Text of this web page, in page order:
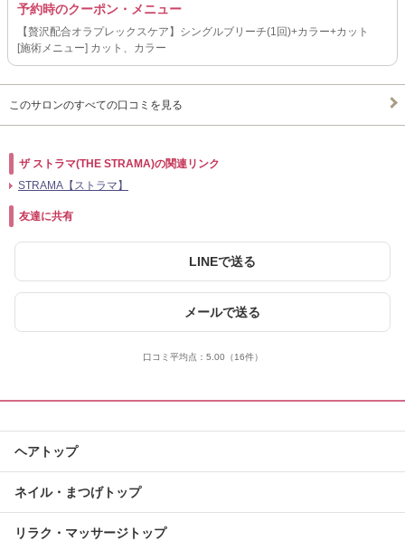
予約時のクーポン・メニュー
【贅沢配合オラプレックスケア】シングルブリーチ(1回)+カラー+カット
[施術メニュー] カット、カラー
このサロンのすべての口コミを見る
ザ ストラマ(THE STRAMA)の関連リンク
STRAMA【ストラマ】
友達に共有
LINEで送る
メールで送る
口コミ平均点： 5.00 （16件）
ヘアトップ
ネイル・まつげトップ
リラク・マッサージトップ